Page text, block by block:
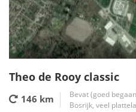
Theo de Rooy classic
146 km
Bevat (goed
Bosrijk, veel